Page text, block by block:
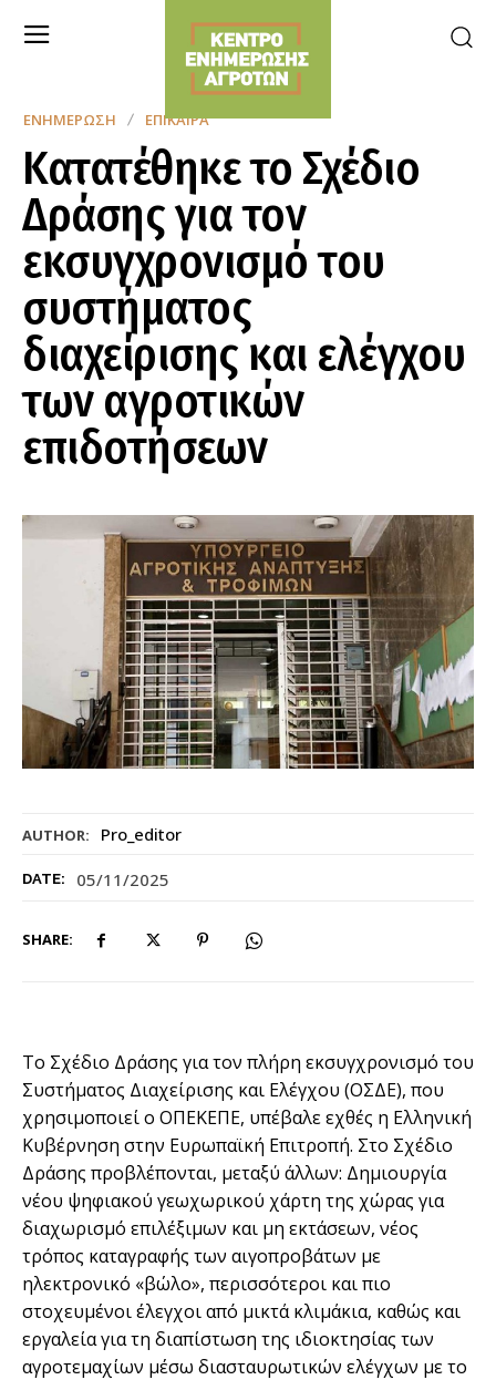
AUTHOR: Pro_editor
DATE: 05/11/2025
SHARE:
ΕΝΗΜΈΡΩΣΗ ΕΠΊΚΑΙΡΑ
Κατατέθηκε το Σχέδιο
Δράσης για τον
εκσυγχρονισμό του
συστήματος
διαχείρισης και ελέγχου
των αγροτικών
επιδοτήσεων
Το Σχέδιο Δράσης για τον πλήρη εκσυγχρονισμό του
Συστήματος Διαχείρισης και Ελέγχου (ΟΣΔΕ), που
χρησιμοποιεί ο ΟΠΕΚΕΠΕ, υπέβαλε εχθές η Ελληνική
Κυβέρνηση στην Ευρωπαϊκή Επιτροπή. Στο Σχέδιο
Δράσης προβλέπονται, μεταξύ άλλων: Δημιουργία
νέου ψηφιακού γεωχωρικού χάρτη της χώρας για
διαχωρισμό επιλέξιμων και μη εκτάσεων, νέος
τρόπος καταγραφής των αιγοπροβάτων με
ηλεκτρονικό «βώλο», περισσότεροι και πιο
στοχευμένοι έλεγχοι από μικτά κλιμάκια, καθώς και
εργαλεία για τη διαπίστωση της ιδιοκτησίας των
αγροτεμαχίων μέσω διασταυρωτικών ελέγχων με το